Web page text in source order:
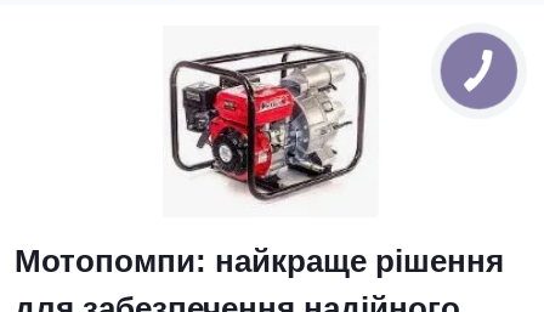
Мотопомпи: найкраще рішення
КНОПКА
ЗВ'ЯЗКУ